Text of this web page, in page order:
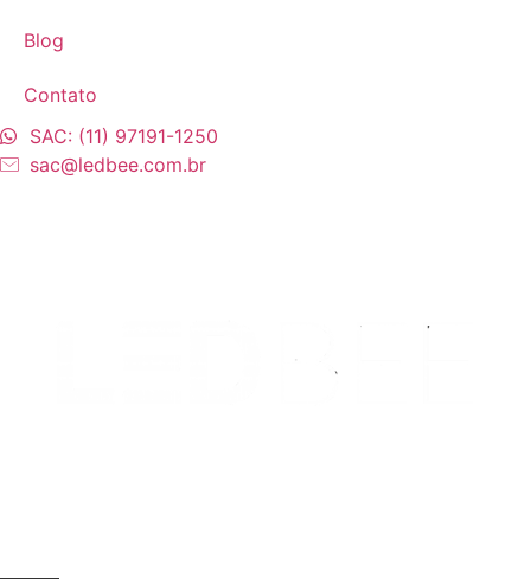
Blog
Contato
SAC: (11) 97191-1250
sac@ledbee.com.br